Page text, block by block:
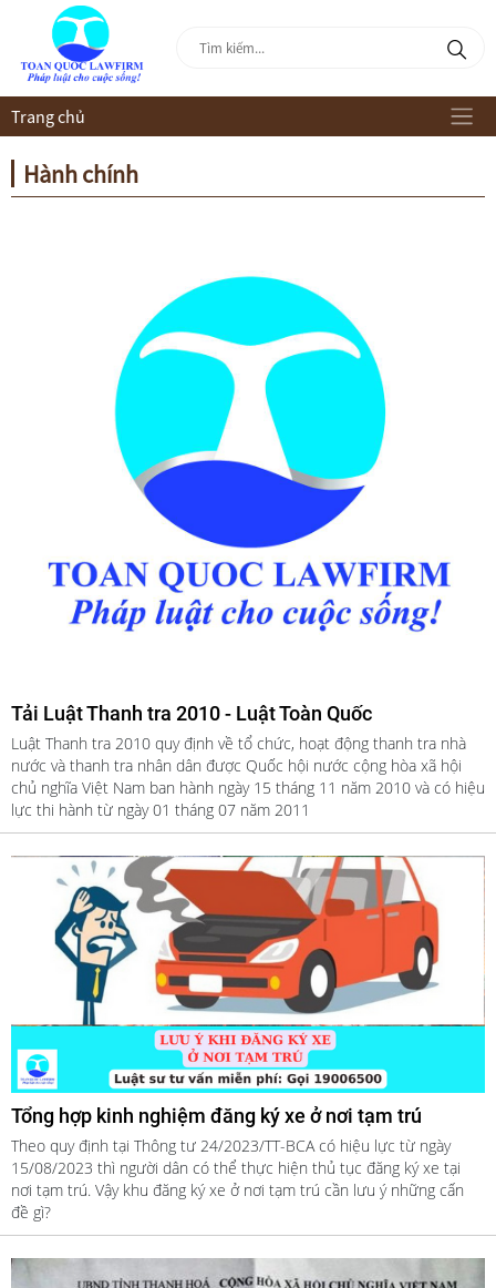
Trang chủ
Hành chính
Tải Luật Thanh tra 2010 - Luật Toàn Quốc
Luật Thanh tra 2010 quy định về tổ chức, hoạt động thanh tra nhà
nước và thanh tra nhân dân được Quốc hội nước cộng hòa xã hội
chủ nghĩa Việt Nam ban hành ngày 15 tháng 11 năm 2010 và có hiệu
lực thi hành từ ngày 01 tháng 07 năm 2011
Tổng hợp kinh nghiệm đăng ký xe ở nơi tạm trú
Theo quy định tại Thông tư 24/2023/TT-BCA có hiệu lực từ ngày
15/08/2023 thì người dân có thể thực hiện thủ tục đăng ký xe tại
nơi tạm trú. Vậy khu đăng ký xe ở nơi tạm trú cần lưu ý những cấn
đề gì?